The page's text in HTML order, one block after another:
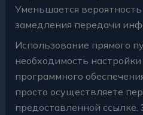
Уменьшается
замедления передачи
Использование прямого
необходимость
программного
просто осуществляете
предоставленной ссылке.